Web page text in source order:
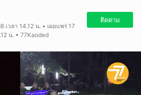
เวลา 14.12 น. • เผยแพร่ 17
น. • 77Kaoded
ติดตาม